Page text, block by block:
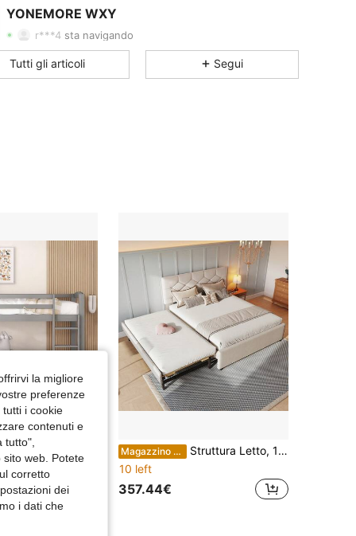
YONEMORE WXY
4.44 3.5K
r***4 sta navigando
4.44 3.5K 180
4.44 3.5K 180
Tutti gli articoli Segui
a castello per bambini e ragazzi, letto per bambini, struttura in pino massello, facile da montare, 90 x 200 cm, grigio Magazzino EU
Struttura Letto, 140x200cm, con Telaio, Divano Letto, Rosa, Minimalista
10 left
357.44€
la migliore
preferenze
i cookie
contenuti e
tutto",
web. Potete
corretto
dei
i dati che